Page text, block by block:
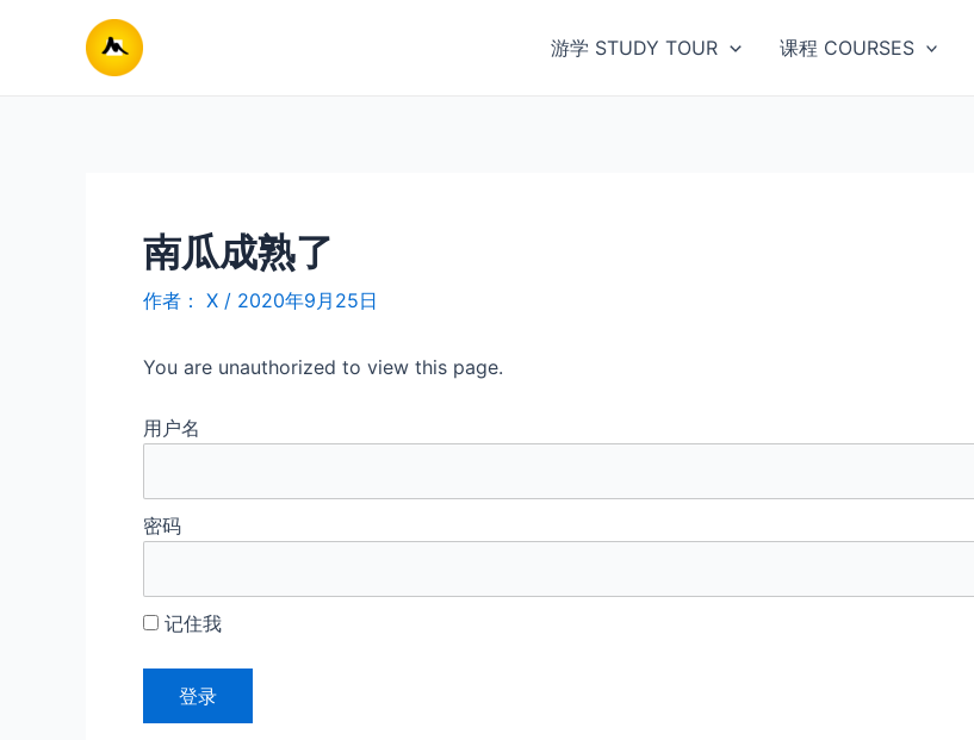
游学 STUDY TOUR 课程 COURSES
南瓜成熟了
作者： X / 2020年9月25日
You are unauthorized to view this page.
用户名
密码
记住我